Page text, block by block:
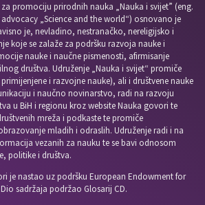
promociju prirodnih nauka „Nauka i svijet” (eng.
„Science and the world“) osnovano je
je, nevladino, nestranačko, nereligijsko i
koje se zalaže za podršku razvoja nauke i
nauke i naučne pismenosti, afirmisanje
društva. Udruženje „Nauka i svijet“ promiče
i razvojne nauke), ali i društvene nauke
i naučno novinarstvo, radi na razvoju
u BiH i regionu kroz website Nauka govori te
mreža i podkaste te promiče
mladih i odraslih. Udruženje radi i na
vezanih za nauku te se bavi odnosom
politike i društva.
je nastao uz podršku European Endowment for
sadržaja podržao Glosarij CD.